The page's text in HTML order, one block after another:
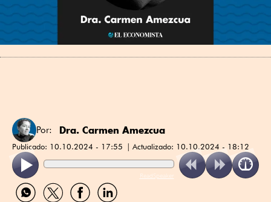
Por: Dra. Carmen Amezcua
Publicado: 10.10.2024 - 17:55 Actualizado: 10.10.2024 - 18:12
ReadSpeaker
Compartir
por
Compartir
por
Compartir
por
Compartir
por